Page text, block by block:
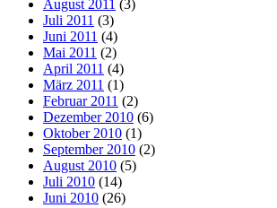
August 2011 (3)
Juli 2011 (3)
Juni 2011 (4)
Mai 2011 (2)
April 2011 (4)
März 2011 (1)
Februar 2011 (2)
Dezember 2010 (6)
Oktober 2010 (1)
September 2010 (2)
August 2010 (5)
Juli 2010 (14)
Juni 2010 (26)